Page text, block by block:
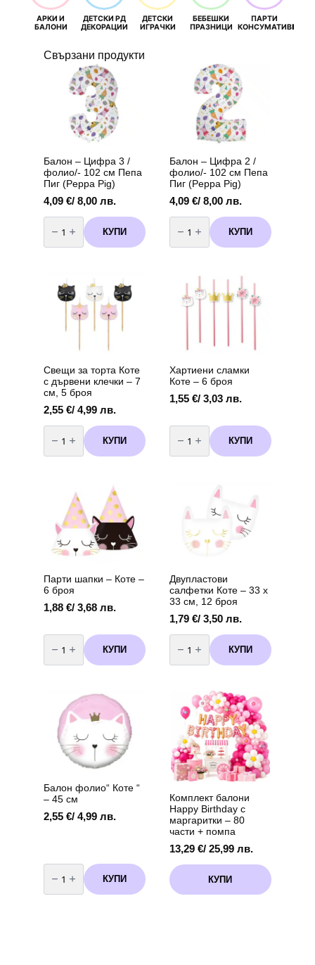
АРКИ И
БАЛОНИ
ДЕТСКИ РД
ДЕКОРАЦИИ
ДЕТСКИ
ИГРАЧКИ
БЕБЕШКИ
ПРАЗНИЦИ
ПАРТИ
КОНСУМАТИВИ
Свързани продукти
Балон – Цифра 3 /
фолио/- 102 см Пепа
Пиг (Peppa Pig)
4,09 €/ 8,00 лв.
количество
за
Балон
-
фолио/-
(Peppa
КУПИ
Балон – Цифра 2 /
фолио/- 102 см Пепа
Пиг (Peppa Pig)
4,09 €/ 8,00 лв.
количество
за
Балон
-
фолио/-
Пепа
КУПИ
Свещи за торта Коте
с дървени клечки – 7
см, 5 броя
2,55 €/ 4,99 лв.
количество
за
Свещи
за
дървени
клечки
см,
броя
КУПИ
Хартиени сламки
Коте – 6 броя
1,55 €/ 3,03 лв.
количество
за
Хартиени
сламки
КУПИ
Парти шапки – Коте –
6 броя
1,88 €/ 3,68 лв.
количество
за
Парти
шапки
броя
КУПИ
Двупластови
салфетки Коте – 33 х
33 см, 12 броя
1,79 €/ 3,50 лв.
количество
за
Двупластови
салфетки
см,
броя
КУПИ
Балон фолио“ Коте “
– 45 см
2,55 €/ 4,99 лв.
количество
за
Балон
фолио"
КУПИ
Комплект балони
Happy Birthday с
маргаритки – 80
части + помпа
13,29 €/ 25,99 лв.
КУПИ